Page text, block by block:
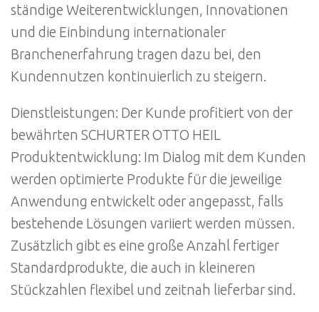
ständige Weiterentwicklungen, Innovationen
und die Einbindung internationaler
Branchenerfahrung tragen dazu bei, den
Kundennutzen kontinuierlich zu steigern.
Dienstleistungen: Der Kunde profitiert von der
bewährten SCHURTER OTTO HEIL
Produktentwicklung: Im Dialog mit dem Kunden
werden optimierte Produkte für die jeweilige
Anwendung entwickelt oder angepasst, falls
bestehende Lösungen variiert werden müssen.
Zusätzlich gibt es eine große Anzahl fertiger
Standardprodukte, die auch in kleineren
Stückzahlen flexibel und zeitnah lieferbar sind.